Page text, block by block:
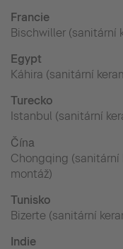
Francie
Bischwiller (sanitární
Egypt
Káhira (sanitární
Turecko
Istanbul (sanitární
Čína
Chongqing (sanitární
montáž)
Tunisko
Bizerte (sanitární
Indie